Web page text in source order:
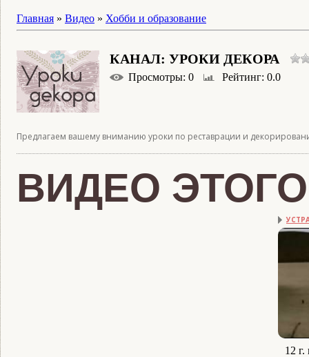
Главная » Видео » Хобби и образование
КАНАЛ: УРОКИ ДЕКОРА
Просмотры: 0 Рейтинг: 0.0
Предлагаем вашему вниманию уроки по реставрации и
ВИДЕО
12 г.